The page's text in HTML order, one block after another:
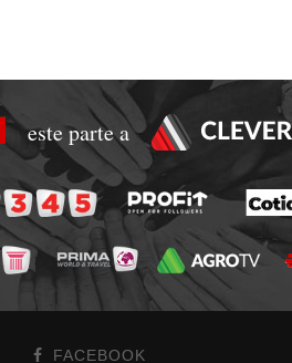
este parte a
FACEBOOK